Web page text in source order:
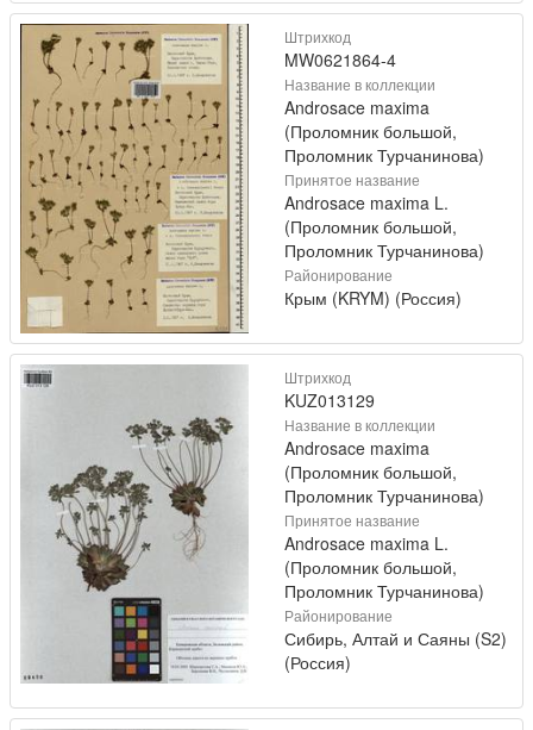
Штрихкод
MW0621864-4
Название в коллекции
Androsace maxima
(Проломник большой,
Проломник Турчанинова)
Принятое название
Androsace maxima L.
(Проломник большой,
Проломник Турчанинова)
Районирование
Крым (KRYM) (Россия)
Штрихкод
KUZ013129
Название в коллекции
Androsace maxima
(Проломник большой,
Проломник Турчанинова)
Принятое название
Androsace maxima L.
(Проломник большой,
Проломник Турчанинова)
Районирование
Сибирь, Алтай и Саяны (S2)
(Россия)